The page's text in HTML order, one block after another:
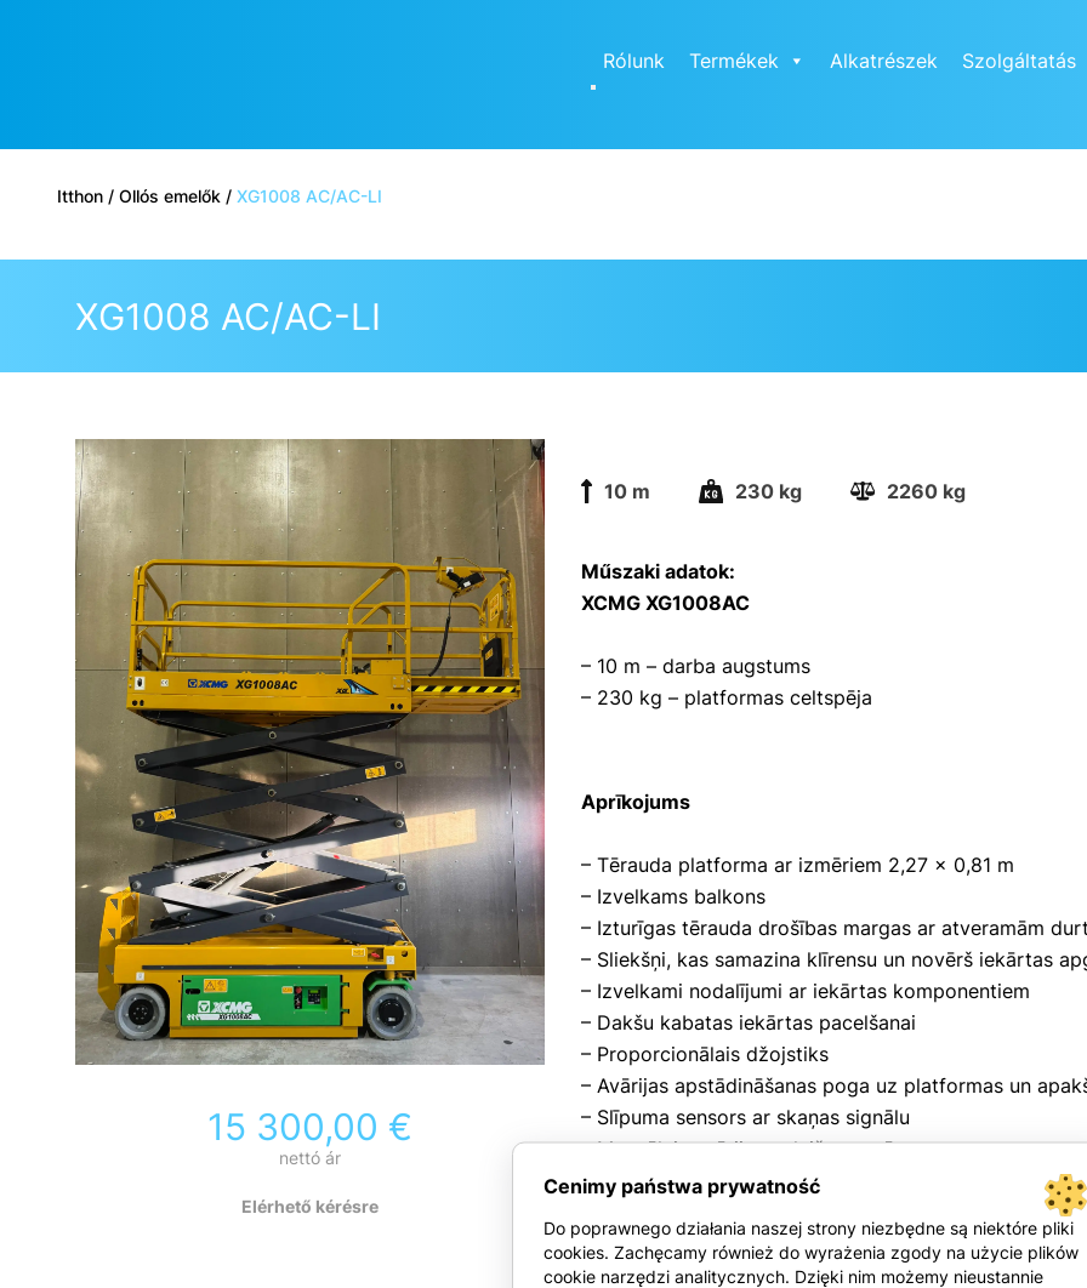
Rólunk Termékek Alkatrészek Szolgáltatás
Itthon / Ollós emelők / XG1008 AC/AC-LI
XG1008 AC/AC-LI
15 300,00 €
nettó ár
Elérhető kérésre
10 m 230 kg 2260 kg
Műszaki adatok:
XCMG XG1008AC
– 10 m – darba augstums
– 230 kg – platformas celtspēja
Aprīkojums
– Tērauda platforma ar izmēriem 2,27 x 0,81 m
– Izvelkams balkons
– Izturīgas tērauda drošības margas ar atveramām
– Sliekšņi, kas samazina klīrensu un novērš iekārtas
– Izvelkami nodalījumi ar iekārtas komponentiem
– Dakšu kabatas iekārtas pacelšanai
– Proporcionālais džojstiks
– Avārijas apstādināšanas poga uz platformas un
– Slīpuma sensors ar skaņas signālu
– Manuālais avārijas nolaišanas vārsts
– Skaņas signalizācija
– Motostundu skaitītājs
– Sertificēta svara sistēma iekārtas grozā
Cenimy państwa prywatność
Do poprawnego działania naszej strony niezbędne są niektóre pliki
cookies. Zachęcamy również do wyrażenia zgody na użycie plików
cookie narzędzi analitycznych. Dzięki nim możemy nieustannie